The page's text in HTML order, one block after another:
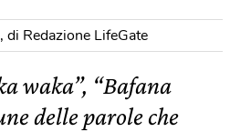
, di Redazione LifeGate
waka”, “Bafana
delle parole che